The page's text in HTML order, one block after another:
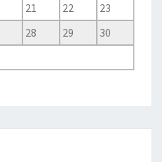
21 22
23
28 29
30